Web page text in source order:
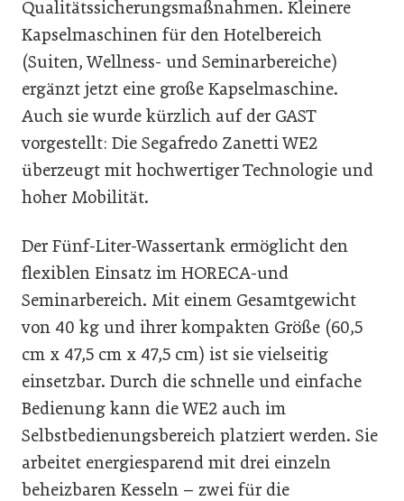
Qualitätssicherungsmaßnahmen. Kleinere
Kapselmaschinen für den Hotelbereich
(Suiten, Wellness- und Seminarbereiche)
ergänzt jetzt eine große Kapselmaschine.
Auch sie wurde kürzlich auf der GAST
vorgestellt: Die Segafredo Zanetti WE2
überzeugt mit hochwertiger Technologie und
hoher Mobilität.
Der Fünf-Liter-Wassertank ermöglicht den
flexiblen Einsatz im HORECA-und
Seminarbereich. Mit einem Gesamtgewicht
von 40 kg und ihrer kompakten Größe (60,5
cm x 47,5 cm x 47,5 cm) ist sie vielseitig
einsetzbar. Durch die schnelle und einfache
Bedienung kann die WE2 auch im
Selbstbedienungsbereich platziert werden. Sie
arbeitet energiesparend mit drei einzeln
beheizbaren Kesseln – zwei für die